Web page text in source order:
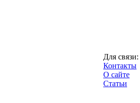
Для связи:
Контакты
О сайте
Статьи